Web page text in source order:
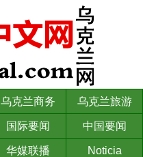
乌克兰商务 乌克兰旅游
国际要闻 中国要闻
华媒联播
Noticia